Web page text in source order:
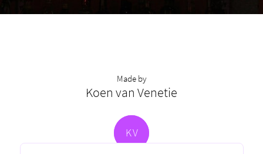
Made by
Koen van Venetie
KV